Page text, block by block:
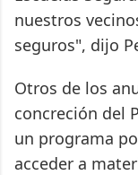
nuestros
seguros", dijo
Otros de los
concreción del
un programa
acceder a